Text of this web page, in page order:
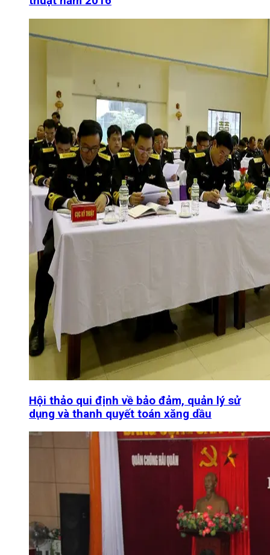
Hội thảo qui định về bảo đảm, quản lý sử
dụng và thanh quyết toán xăng dầu